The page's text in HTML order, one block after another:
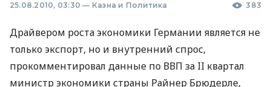
25.08.2010, 03:30 — Казна и Политика 383
Драйвером роста экономики Германии является не
только экспорт, но и внутренний спрос,
прокомментировал данные по ВВП за II квартал
министр экономики страны Райнер Брюдерле,